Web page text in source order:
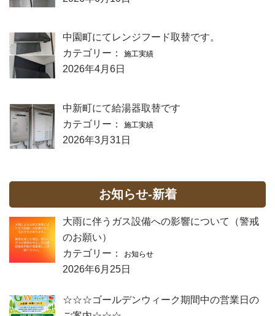
中園町にてレンジフード取替です。
カテゴリー：
施工実績
2026年4月6日
中新町にて給湯器取替です
カテゴリー：
施工実績
2026年3月31日
お知らせ-新着
大雨に伴うガス設備への影響について（警戒
のお願い）
カテゴリー：
お知らせ
2026年6月25日
☆☆☆ゴールデンウィーク期間中の営業日の